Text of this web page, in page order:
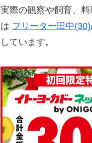
実際の観察や飼育、
は フリーター田中
しています。